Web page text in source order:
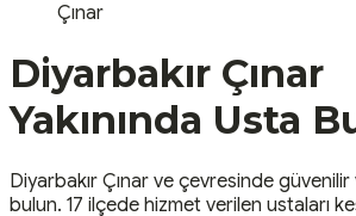
Çınar
Diyarbakır Çınar
Yakınında Usta
Diyarbakır Çınar ve çevresinde güvenilir
bulun. 17 ilçede hizmet verilen ustaları